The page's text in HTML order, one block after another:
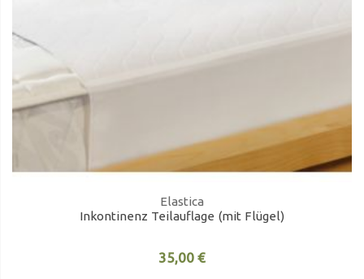
Elastica
Inkontinenz Teilauflage (mit Flügel)
35,00 €